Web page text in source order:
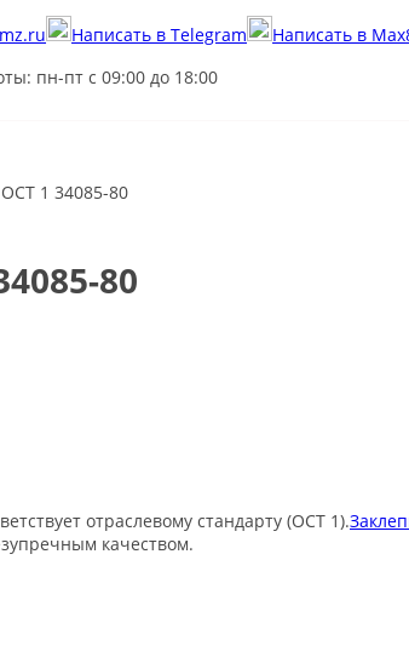
Написать в Telegram Написать в Max
пн-пт с 09:00 до 18:00
1 34085-80
80
отраслевому стандарту (ОСТ 1).
качеством.